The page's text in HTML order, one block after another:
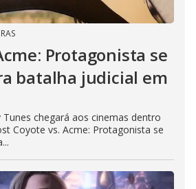
Protagonista se
batalha judicial em
chegará aos cinemas dentro
Coyote vs. Acme: Protagonista se